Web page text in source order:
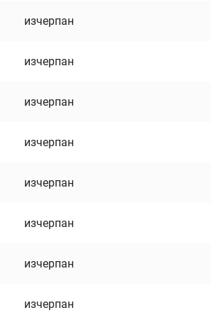
изчерпан
изчерпан
изчерпан
изчерпан
изчерпан
изчерпан
изчерпан
изчерпан